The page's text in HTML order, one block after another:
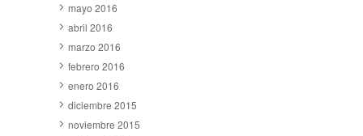
mayo 2016
abril 2016
marzo 2016
febrero 2016
enero 2016
diciembre 2015
noviembre 2015